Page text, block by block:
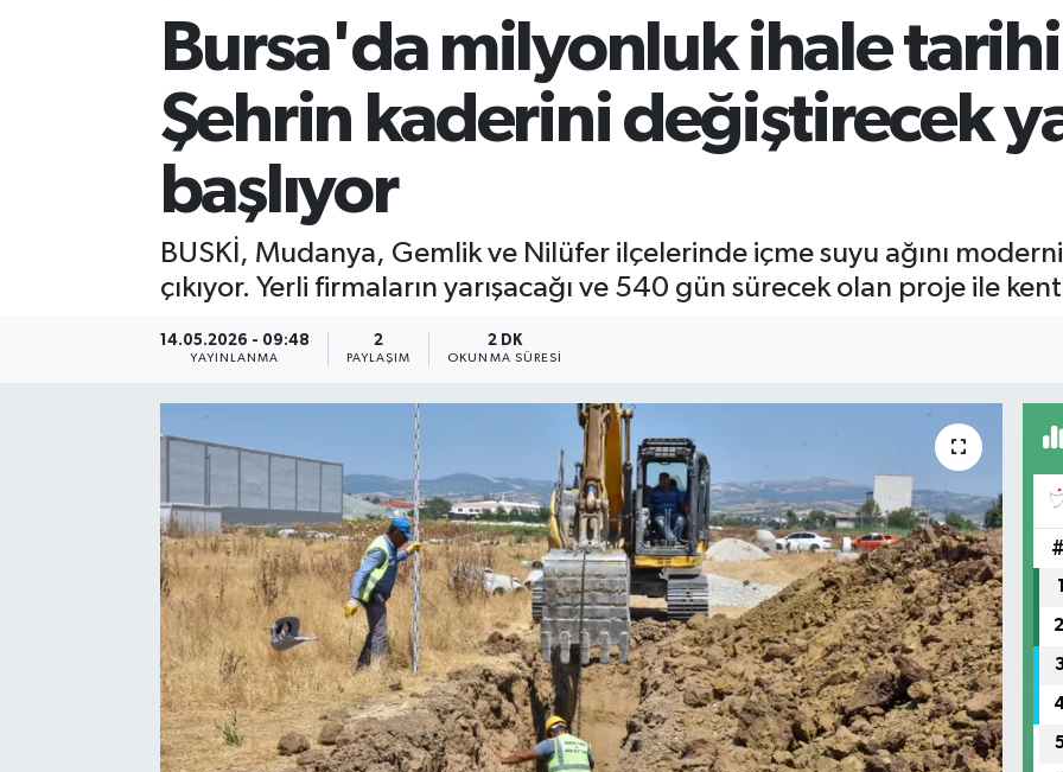
Bursa'da milyonluk ihale
Şehrin kaderini değiştirecek
başlıyor
BUSKİ, Mudanya, Gemlik ve Nilüfer ilçelerinde içme suyu ağını
çıkıyor. Yerli firmaların yarışacağı ve 540 gün sürecek olan proje ile
14.05.2026 - 09:48
YAYINLANMA
2
PAYLAŞIM
2 DK
OKUNMA SÜRESI
#
1
2